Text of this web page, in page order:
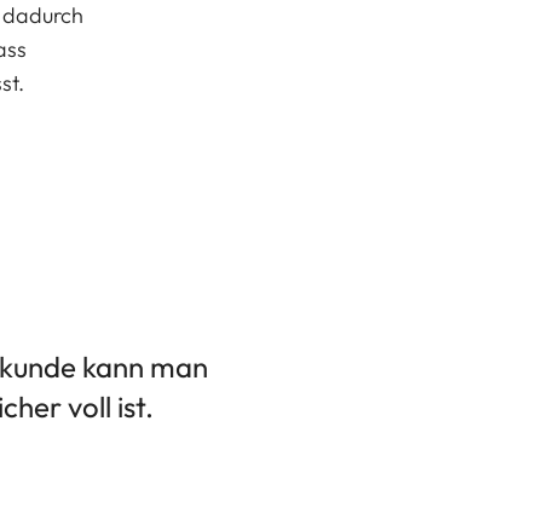
kann man
voll ist.